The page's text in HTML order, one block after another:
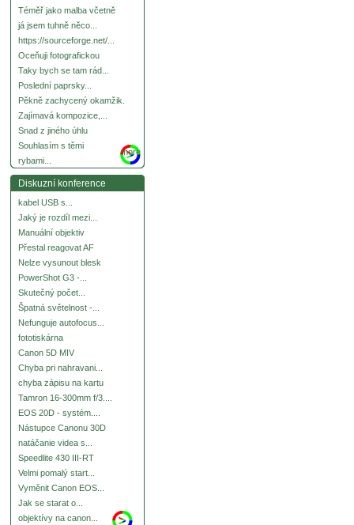
Téměř jako malba včetně
já jsem tuhně něco...
https://sourceforge.net/...
Oceňuji fotografickou
Taky bych se tam rád...
Poslední paprsky...
Pěkně zachycený okamžik.
Zajímavá kompozice,...
Snad z jiného úhlu
Souhlasím s těmi
rybami...
more
Diskuzní konference
kabel USB s...
Jaký je rozdíl mezi...
Manuální objektiv
Přestal reagovat AF
Nelze vysunout blesk
PowerShot G3 -...
Skutečný počet...
Špatná světelnost -...
Nefunguje autofocus...
fototiskárna
Canon 5D MIV
Chyba pri nahravani...
chyba zápisu na kartu
Tamron 16-300mm f/3....
EOS 20D - systém....
Nástupce Canonu 30D
natáčanie videa s...
Speedlite 430 III-RT
Velmi pomalý start...
Vyměnit Canon EOS...
Jak se starat o...
objektívy na canon...